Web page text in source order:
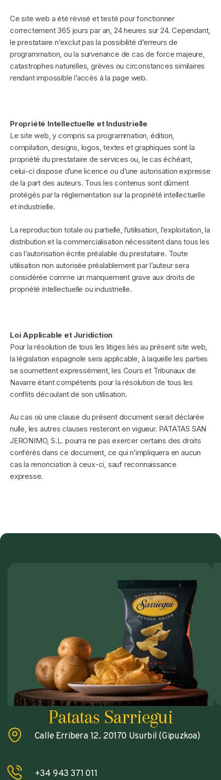
Ce site web a été révisé et testé pour fonctionner
correctement 365 jours par an, 24 heures sur 24. Cependant,
le prestataire n’exclut pas la possibilité d’erreurs de
programmation, ou la survenance de cas de force majeure,
catastrophes naturelles, grèves ou circonstances similaires
rendant impossible l’accès à la page web.
Propriété Intellectuelle et Industrielle
Le site web, y compris sa programmation, édition,
compilation, designs, logos, textes et graphiques sont la
propriété du prestataire de services ou, le cas échéant,
celui-ci dispose d’une licence ou d’une autorisation expresse
de la part des auteurs. Tous les contenus sont dûment
protégés par la réglementation sur la propriété intellectuelle
et industrielle.
La reproduction totale ou partielle, l’utilisation, l’exploitation, la
distribution et la commercialisation nécessitent dans tous les
cas l’autorisation écrite préalable du prestataire. Toute
utilisation non autorisée préalablement par l’auteur sera
considérée comme un manquement grave aux droits de
propriété intellectuelle ou industrielle.
Loi Applicable et Juridiction
Pour la résolution de tous les litiges liés au présent site web,
la législation espagnole sera applicable, à laquelle les parties
se soumettent expressément, les Cours et Tribunaux de
Navarre étant compétents pour la résolution de tous les
conflits découlant de son utilisation.
Au cas où une clause du présent document serait déclarée
nulle, les autres clauses resteront en vigueur. PATATAS SAN
JERONIMO, S.L. pourra ne pas exercer certains des droits
conférés dans ce document, ce qui n’impliquera en aucun
cas la renonciation à ceux-ci, sauf reconnaissance
expresse.
Patatas Sarriegui
Calle Erribera 12. 20170 Usurbil (Gipuzkoa)
+34 943 371 011